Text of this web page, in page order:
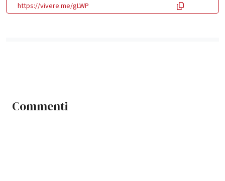
https://vivere.me/gLWP
Commenti